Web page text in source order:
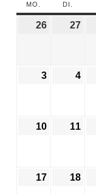
MO. DI.
26 27
3 4
10 11
17 18